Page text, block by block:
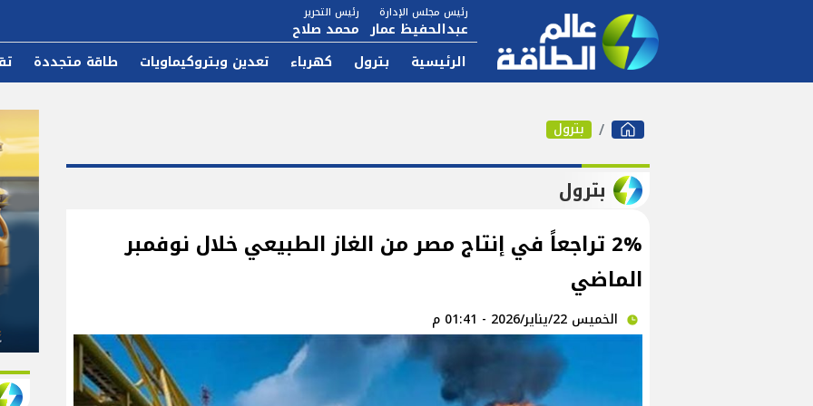
رئيس مجلس الإدارة
عبدالحفيظ عمار
رئيس التحرير
محمد صلاح
الرئيسية بترول كهرباء تعدين وبتروكيماويات طاقة متجددة
بترول
بترول
2% تراجعاً في إنتاج مصر من الغاز الطبيعي خلال نوفمبر
الماضي
الخميس 22/يناير/2026 - 01:41 م